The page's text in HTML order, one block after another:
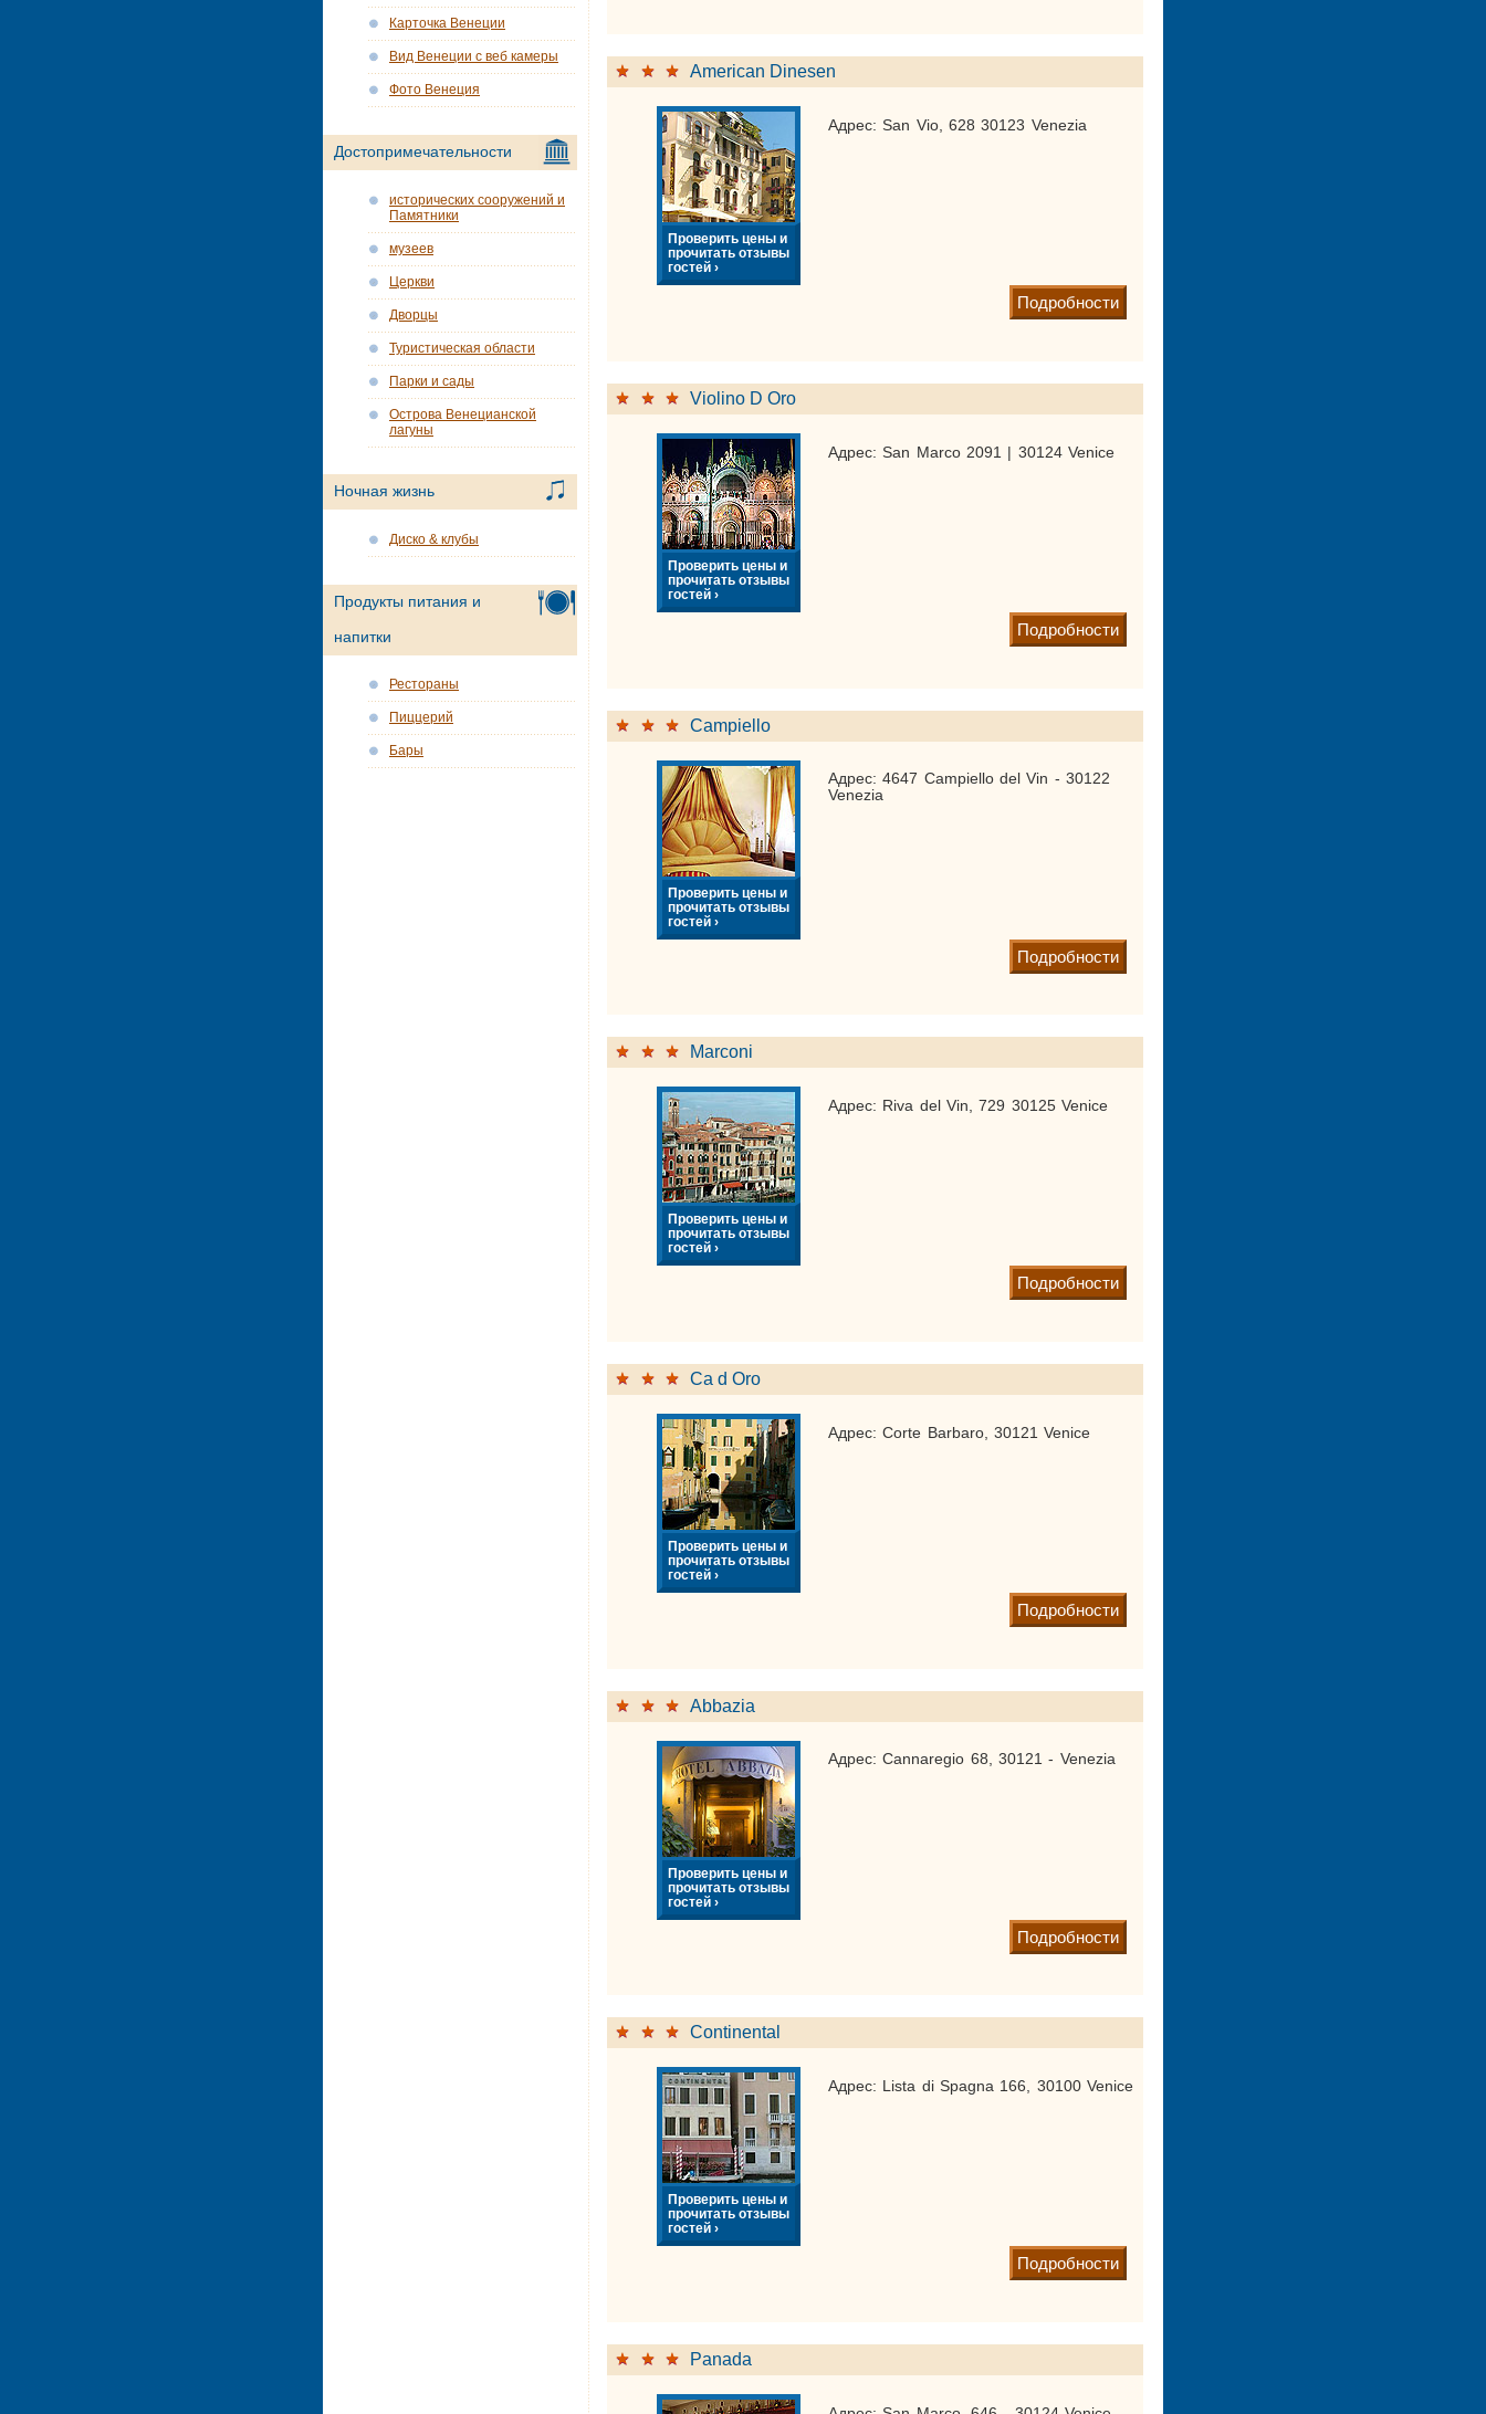
American Dinesen
Проверить цены и
прочитать отзывы
гостей ›
Адрес: San Vio, 628 30123 Venezia
Подробности
Violino D Oro
Проверить цены и
прочитать отзывы
гостей ›
Адрес: San Marco 2091 | 30124 Venice
Подробности
Campiello
Проверить цены и
прочитать отзывы
гостей ›
Адрес: 4647 Campiello del Vin - 30122
Venezia
Подробности
Marconi
Проверить цены и
прочитать отзывы
гостей ›
Адрес: Riva del Vin, 729 30125 Venice
Подробности
Ca d Oro
Проверить цены и
прочитать отзывы
гостей ›
Адрес: Corte Barbaro, 30121 Venice
Подробности
Abbazia
Проверить цены и
прочитать отзывы
гостей ›
Адрес: Cannaregio 68, 30121 - Venezia
Подробности
Continental
Проверить цены и
прочитать отзывы
гостей ›
Адрес: Lista di Spagna 166, 30100 Venice
Подробности
Panada
Карточка Венеции
Вид Венеции с веб камеры
Фото Венеция
Достопримечательности
исторических сооружений и
Памятники
музеев
Церкви
Дворцы
Туристическая области
Парки и сады
Острова Венецианской
лагуны
Ночная жизнь
Диско & клубы
Продукты питания и
напитки
Рестораны
Пиццерий
Бары